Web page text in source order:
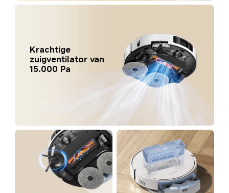
Krachtige
zuigventilator van
15.000 Pa